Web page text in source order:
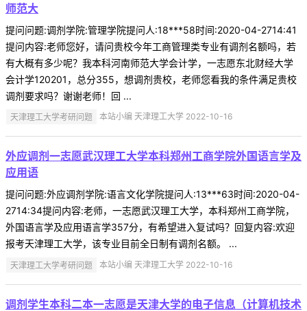
师范大
提问问题:调剂学院:管理学院提问人:18***58时间:2020-04-2714:41
提问内容:老师您好，请问贵校今年工商管理类专业有调剂名额吗，若
有大概有多少呢？我本科河南师范大学会计学，一志愿东北财经大学
会计学120201，总分355，想调剂贵校，老师您看我的条件满足贵校
调剂要求吗？谢谢老师！回 ...
天津理工大学考研问题 本站小编 天津理工大学 2022-10-16
外应调剂一志愿武汉理工大学本科郑州工商学院外国语言学及
应用语
提问问题:外应调剂学院:语言文化学院提问人:13***63时间:2020-04-
2714:34提问内容:老师，一志愿武汉理工大学，本科郑州工商学院，
外国语言学及应用语言学357分，有希望进入复试吗？回复内容:欢迎
报考天津理工大学，该专业目前全日制有调剂名额。 ...
天津理工大学考研问题 本站小编 天津理工大学 2022-10-16
调剂学生本科二本一志愿是天津大学的电子信息（计算机技术